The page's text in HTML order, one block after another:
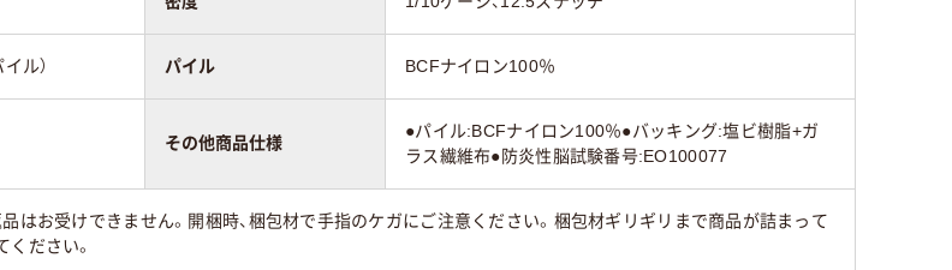
ル） パイル BCFナイロン100％
その他商品仕様
●パイル:BCFナイロン100％●バッキング:塩ビ樹脂+ガ
ラス繊維布●防炎性脳試験番号:EO100077
品はお受けできません。開梱時、梱包材で手指のケガにご注意ください。梱包材ギリギリまで商品が詰まって
ださい。